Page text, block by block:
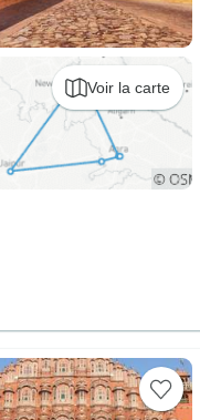
Voir la carte